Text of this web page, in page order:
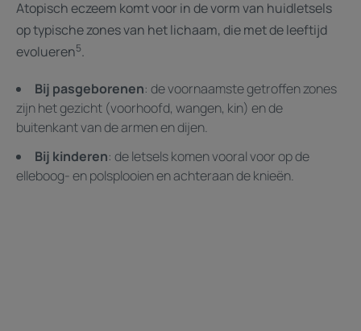
Atopisch eczeem komt voor in de vorm van huidletsels
op typische zones van het lichaam, die met de leeftijd
evolueren5.
Bij pasgeborenen: de voornaamste getroffen zones
zijn het gezicht (voorhoofd, wangen, kin) en de
buitenkant van de armen en dijen.
Bij kinderen: de letsels komen vooral voor op de
elleboog- en polsplooien en achteraan de knieën.